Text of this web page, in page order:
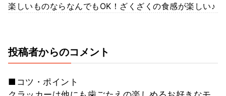
楽しいものならなんでもOK！ざくざくの食感が楽しい♪
投稿者からのコメント
■コツ・ポイント